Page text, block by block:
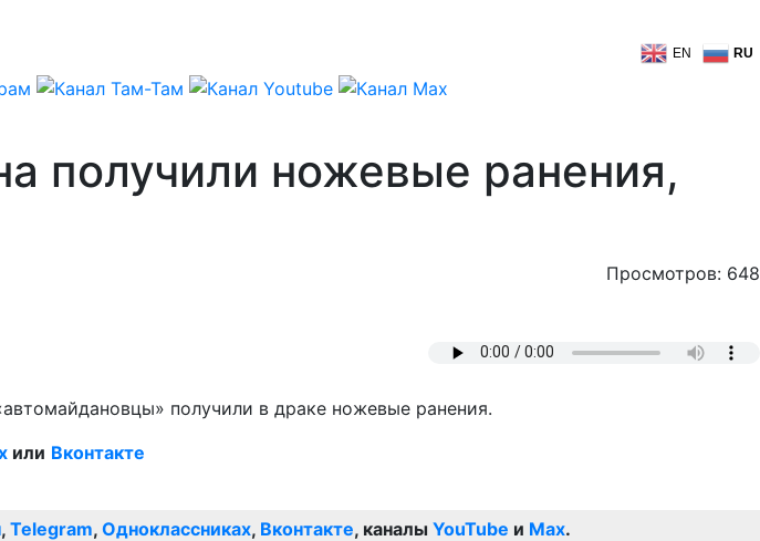
EN RU
получили ножевые ранения,
Просмотров: 648
получили в драке ножевые ранения.
или Вконтакте
, Telegram, Одноклассниках, Вконтакте, каналы YouTube и Max.